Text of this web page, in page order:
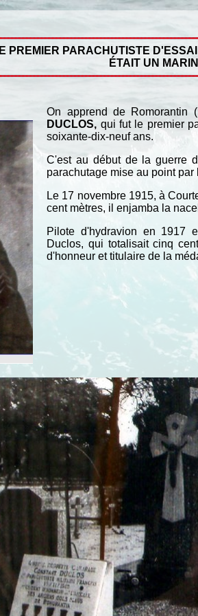
PREMIER PARACHUTISTE
ÉTAIT UN MARIN
On apprend de Romorantin
DUCLOS, qui fut le premier
soixante-dix-neuf ans.
C'est au début de la guerre
parachutage mise au point
Le 17 novembre 1915, à
cent mètres, il enjamba la
Pilote d'hydravion en 1917
Duclos, qui totalisait cinq
d'honneur et titulaire de la